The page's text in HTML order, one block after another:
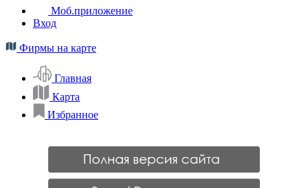
Моб.приложение
Вход
Фирмы на карте
Главная
Карта
Избранное